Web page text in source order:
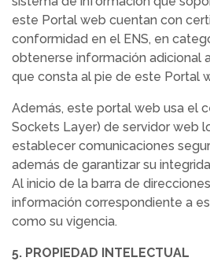
este Portal web cuentan con
conformidad en el ENS, en
obtenerse información adicional
que consta al pie de este Portal
Además, este portal web usa el
Sockets Layer) de servidor web
establecer comunicaciones
además de garantizar su
Al inicio de la barra de
información correspondiente a
como su vigencia.
5. PROPIEDAD INTELECTUAL